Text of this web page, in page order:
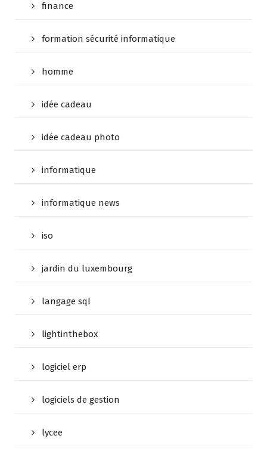
finance
formation sécurité informatique
homme
idée cadeau
idée cadeau photo
informatique
informatique news
iso
jardin du luxembourg
langage sql
lightinthebox
logiciel erp
logiciels de gestion
lycee